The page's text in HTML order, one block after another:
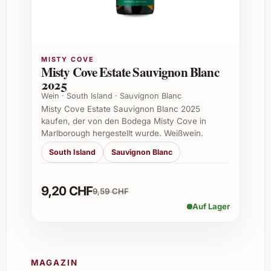
Käsevarianten. Seine fruchtigen und
Wie sollte der Wein serviert werden?
Optimal ist eine Trinktemperatur von etwa 10
bis 12 Grad Celsius. Vor dem Genuss
empfiehlt sich ein kurzes Dekantieren, damit
sich die Aromen voll entfalten können.
Ja, die Herstellung erfolgt ohne den Einsatz
tierischer Produkte, etwa bei der Klärung.
MISTY COVE
Misty Cove Estate Sauvignon Blanc
2025
Wein · South Island · Sauvignon Blanc
Misty Cove Estate Sauvignon Blanc 2025
kaufen, der von den Bodega Misty Cove in
Marlborough hergestellt wurde. Weißwein.
South Island Sauvignon Blanc
9,20 CHF9,59 CHF
Auf Lager
MAGAZIN